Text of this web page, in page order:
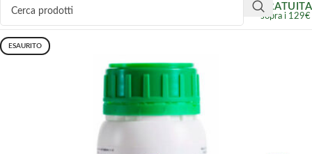
GRATUITA
sopra i 129€
ESAURITO